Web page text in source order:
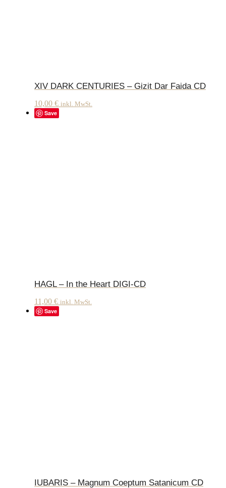
XIV DARK CENTURIES – Gizit Dar Faida CD
10,00 € inkl. MwSt.
Save
HAGL – In the Heart DIGI-CD
11,00 € inkl. MwSt.
Save
IUBARIS – Magnum Coeptum Satanicum CD